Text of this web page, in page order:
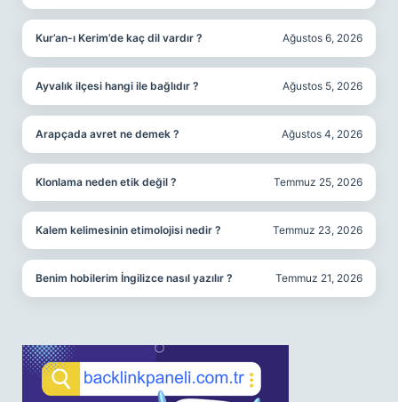
Kur’an-ı Kerim’de kaç dil vardır ? Ağustos 6, 2026
Ayvalık ilçesi hangi ile bağlıdır ? Ağustos 5, 2026
Arapçada avret ne demek ? Ağustos 4, 2026
Klonlama neden etik değil ? Temmuz 25, 2026
Kalem kelimesinin etimolojisi nedir ? Temmuz 23, 2026
Benim hobilerim İngilizce nasıl yazılır ? Temmuz 21, 2026